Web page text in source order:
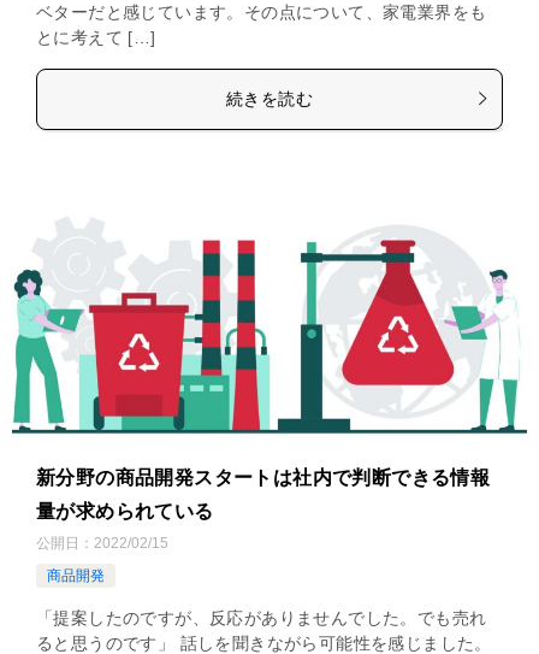
ベターだと感じています。その点について、家電業界をも
とに考えて […]
続きを読む
新分野の商品開発スタートは社内で判断できる情報
量が求められている
公開日： 2022/02/15
商品開発
「提案したのですが、反応がありませんでした。でも売れ
ると思うのです」 話しを聞きながら可能性を感じました。